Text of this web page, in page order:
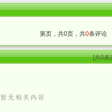
第页，共0页，共0条评论
[共0条]
暂 无 相 关 内 容